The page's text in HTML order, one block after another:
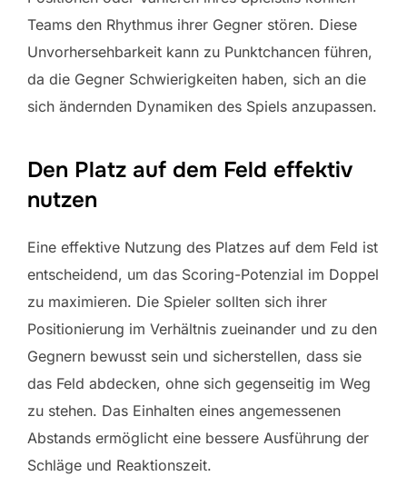
Teams den Rhythmus ihrer Gegner stören. Diese
Unvorhersehbarkeit kann zu Punktchancen führen,
da die Gegner Schwierigkeiten haben, sich an die
sich ändernden Dynamiken des Spiels anzupassen.
Den Platz auf dem Feld effektiv
nutzen
Eine effektive Nutzung des Platzes auf dem Feld ist
entscheidend, um das Scoring-Potenzial im Doppel
zu maximieren. Die Spieler sollten sich ihrer
Positionierung im Verhältnis zueinander und zu den
Gegnern bewusst sein und sicherstellen, dass sie
das Feld abdecken, ohne sich gegenseitig im Weg
zu stehen. Das Einhalten eines angemessenen
Abstands ermöglicht eine bessere Ausführung der
Schläge und Reaktionszeit.